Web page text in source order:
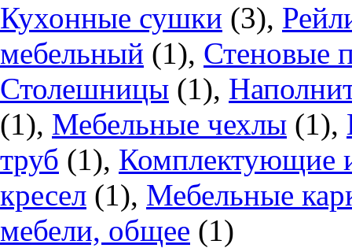
Кухонные сушки (3),
мебельный (1), Стеновые
Столешницы (1),
(1), Мебельные чехлы (1),
труб (1), Комплектующие
кресел (1), Мебельные
мебели, общее (1)